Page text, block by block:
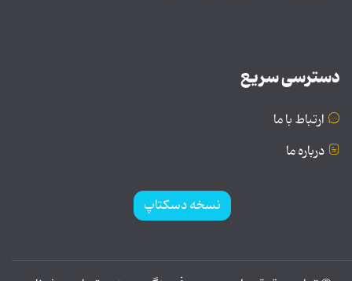
دسترسی سریع
ارتباط با ما
درباره ما
نسخه دسکتاپ